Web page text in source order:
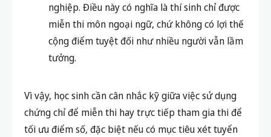
nghiệp. Điều này có nghĩa là thí sinh chỉ được
miễn thi môn ngoại ngữ, chứ không có lợi thế
cộng điểm tuyệt đối như nhiều người vẫn lầm
tưởng.
Vì vậy, học sinh cần cân nhắc kỹ giữa việc sử dụng
chứng chỉ để miễn thi hay trực tiếp tham gia thi để
tối ưu điểm số, đặc biệt nếu có mục tiêu xét tuyển